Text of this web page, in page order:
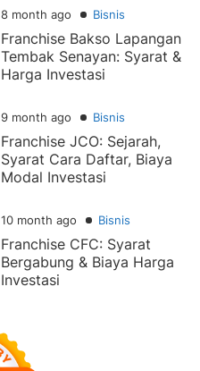
8 month ago Bisnis
Franchise Bakso Lapangan
Tembak Senayan: Syarat &
Harga Investasi
9 month ago Bisnis
Franchise JCO: Sejarah,
Syarat Cara Daftar, Biaya
Modal Investasi
10 month ago Bisnis
Franchise CFC: Syarat
Bergabung & Biaya Harga
Investasi